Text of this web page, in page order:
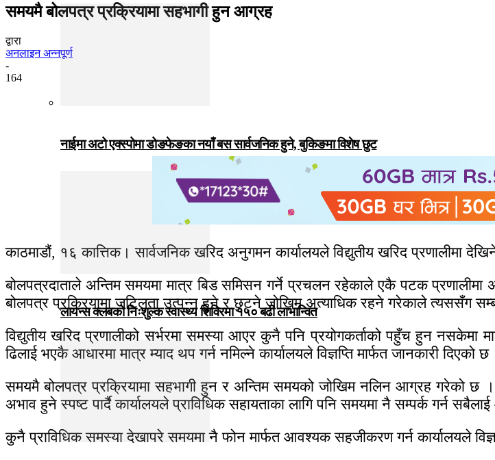
नाईमा अटो एक्स्पोमा डोङफेङका नयाँ बस सार्वजनिक हुने, बुकिङमा विशेष छुट
लायन्स क्लबको निःशुल्क स्वास्थ्य शिविरमा १५० बढी लाभान्वित
समयमै बोलपत्र प्रक्रियामा सहभागी हुन आग्रह
द्वारा
अनलाइन अन्नपूर्ण
-
164
काठमाडौं, १६ कात्तिक। सार्वजनिक खरिद अनुगमन कार्यालयले विद्युतीय खरिद प्रणालीमा
बोलपत्रदाताले अन्तिम समयमा मात्र बिड समिसन गर्ने प्रचलन रहेकाले एकै पटक प्रणालीमा
बोलपत्र प्रक्रियामा जटिलता उत्पन्न हुने र छुट्ने जोखिम अत्याधिक रहने गरेकाले त्यससँग
विद्युतीय खरिद प्रणालीको सर्भरमा समस्या आएर कुनै पनि प्रयोगकर्ताको पहुँच हुन नसकेमा
ढिलाई भएकै आधारमा मात्र म्याद थप गर्न नमिल्ने कार्यालयले विज्ञप्ति मार्फत जानकारी दिएको छ
समयमै बोलपत्र प्रक्रियामा सहभागी हुन र अन्तिम समयको जोखिम नलिन आग्रह गरेको छ ।
अभाव हुने स्पष्ट पार्दै कार्यालयले प्राविधिक सहायताका लागि पनि समयमा नै सम्पर्क गर्न
कुनै प्राविधिक समस्या देखापरे समयमा नै फोन मार्फत आवश्यक सहजीकरण गर्न कार्यालयले